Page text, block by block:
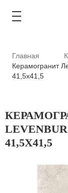
Главная
Керамогранит
41,5x41,5
41,5X41,5